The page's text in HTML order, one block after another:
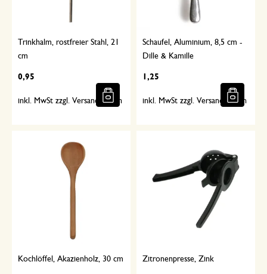
Trinkhalm, rostfreier Stahl, 21
cm
0,95
inkl. MwSt zzgl. Versandkosten
Schaufel, Aluminium, 8,5 cm -
Dille & Kamille
1,25
inkl. MwSt zzgl. Versandkosten
Kochlöffel, Akazienholz, 30 cm Zitronenpresse, Zink